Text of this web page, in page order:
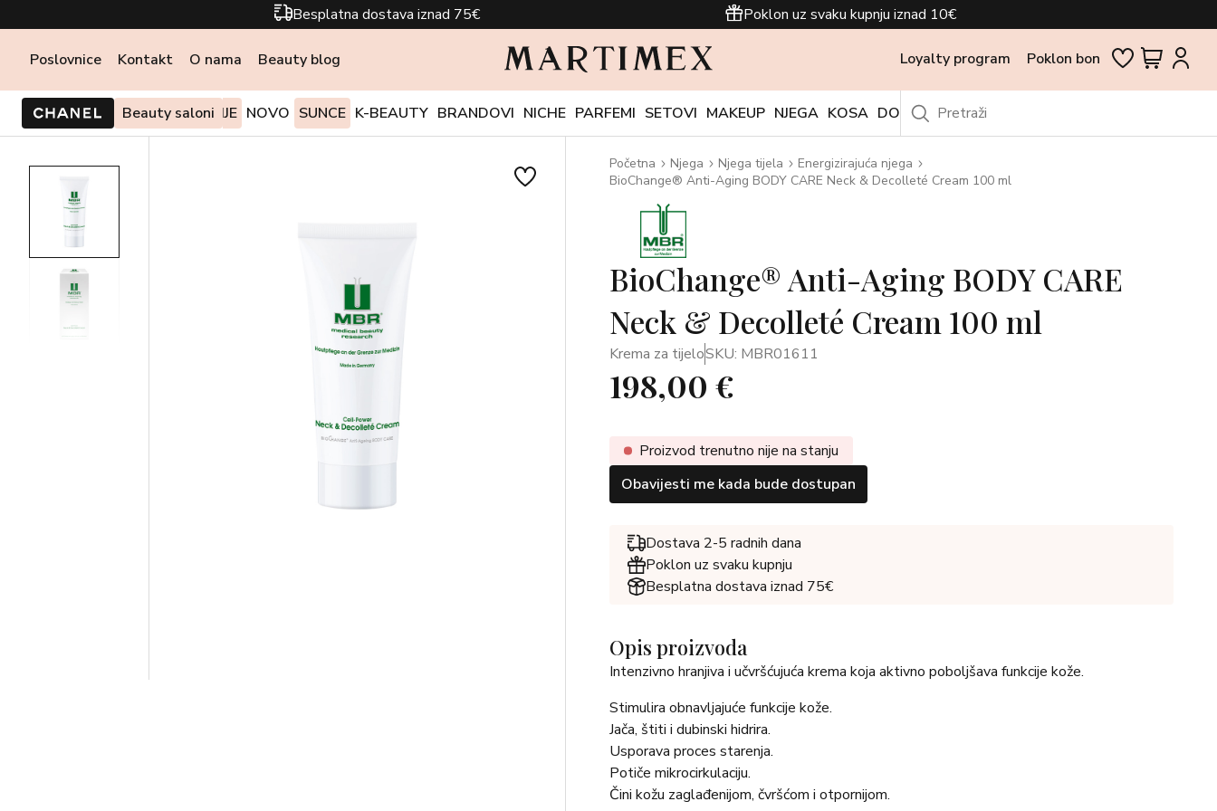
Besplatna dostava iznad 75€ Poklon uz svaku kupnju iznad 10€
Poslovnice Kontakt O nama Beauty blog Loyalty program Poklon bon
Beauty saloni
PONUDE I AKCIJE NOVO SUNCE K-BEAUTY BRANDOVI NICHE PARFEMI SETOVI MAKEUP NJEGA KOSA DODACI OUTLET
Početna Njega Njega tijela
Energizirajuća njega
BioChange® Anti-Aging BODY CARE Neck & Decolleté Cream 100 ml
BioChange® Anti-Aging BODY CARE
Neck & Decolleté Cream 100 ml
Krema za tijeloSKU: MBR01611
198,00 €
Proizvod trenutno nije na stanju
Obavijesti me kada bude dostupan
Dostava 2-5 radnih dana
Poklon uz svaku kupnju
Besplatna dostava iznad 75€
Opis proizvoda
Intenzivno hranjiva i učvršćujuća krema koja aktivno poboljšava funkcije kože.
Stimulira obnavljajuće funkcije kože.
Jača, štiti i dubinski hidrira.
Usporava proces starenja.
Potiče mikrocirkulaciju.
Čini kožu zaglađenijom, čvršćom i otpornijom.